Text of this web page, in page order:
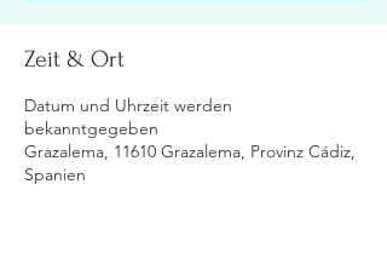
Zeit & Ort
Datum und Uhrzeit werden
bekanntgegeben
Grazalema, 11610 Grazalema, Provinz Cádiz,
Spanien